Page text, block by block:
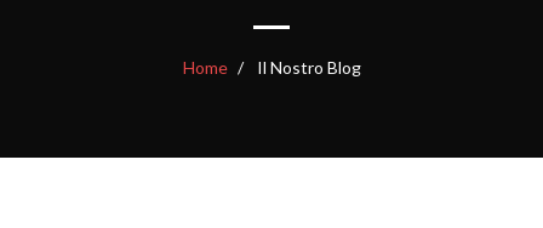
Home Il Nostro Blog